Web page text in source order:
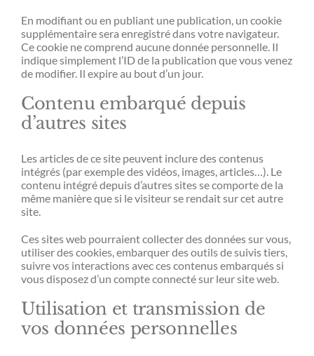
En modifiant ou en publiant une publication, un cookie
supplémentaire sera enregistré dans votre navigateur.
Ce cookie ne comprend aucune donnée personnelle. Il
indique simplement l’ID de la publication que vous venez
de modifier. Il expire au bout d’un jour.
Contenu embarqué depuis
d’autres sites
Les articles de ce site peuvent inclure des contenus
intégrés (par exemple des vidéos, images, articles…). Le
contenu intégré depuis d’autres sites se comporte de la
même manière que si le visiteur se rendait sur cet autre
site.
Ces sites web pourraient collecter des données sur vous,
utiliser des cookies, embarquer des outils de suivis tiers,
suivre vos interactions avec ces contenus embarqués si
vous disposez d’un compte connecté sur leur site web.
Utilisation et transmission de
vos données personnelles